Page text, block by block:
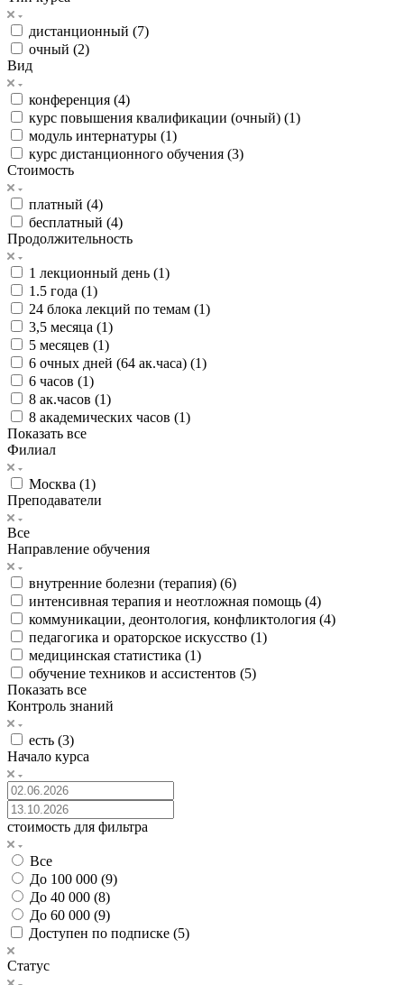
дистанционный (7)
очный (2)
Вид
конференция (4)
курс повышения квалификации (очный) (1)
модуль интернатуры (1)
курс дистанционного обучения (3)
Стоимость
платный (4)
бесплатный (4)
Продолжительность
1 лекционный день (1)
1.5 года (1)
24 блока лекций по темам (1)
3,5 месяца (1)
5 месяцев (1)
6 очных дней (64 ак.часа) (1)
6 часов (1)
8 ак.часов (1)
8 академических часов (1)
Показать все
Филиал
Москва (1)
Преподаватели
Все
Направление обучения
внутренние болезни (терапия) (6)
интенсивная терапия и неотложная помощь (4)
коммуникации, деонтология, конфликтология (4)
педагогика и ораторское искусство (1)
медицинская статистика (1)
обучение техников и ассистентов (5)
Показать все
Контроль знаний
есть (3)
Начало курса
стоимость для фильтра
Все
До 100 000 (9)
До 40 000 (8)
До 60 000 (9)
Доступен по подписке (5)
Статус